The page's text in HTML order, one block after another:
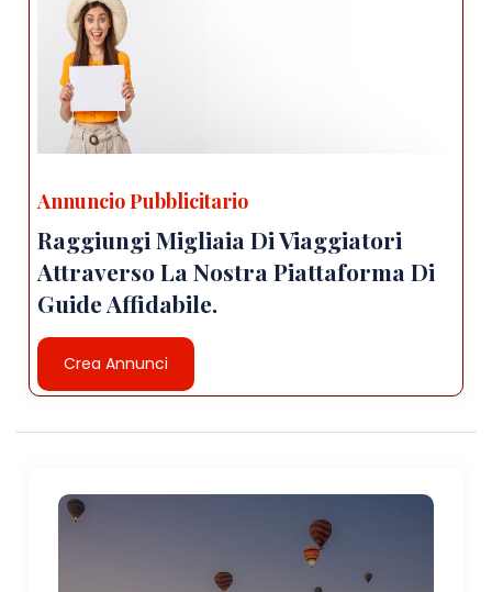
Annuncio Pubblicitario
Raggiungi Migliaia Di Viaggiatori
Attraverso La Nostra Piattaforma Di
Guide Affidabile.
Crea Annunci